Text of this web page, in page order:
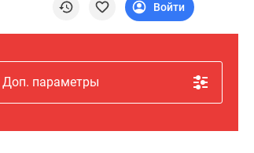
Войти
Доп. параметры